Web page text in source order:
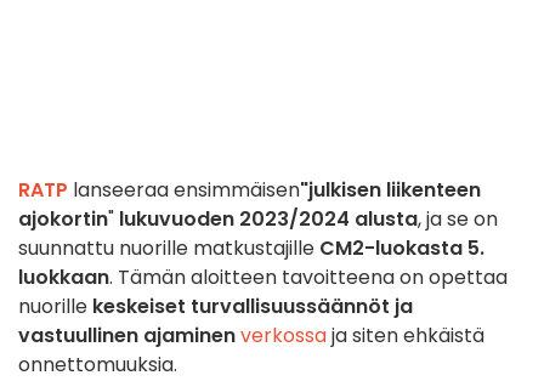
RATP lanseeraa ensimmäisen"julkisen liikenteen
ajokortin" lukuvuoden 2023/2024 alusta, ja se on
suunnattu nuorille matkustajille CM2-luokasta 5.
luokkaan. Tämän aloitteen tavoitteena on opettaa
nuorille keskeiset turvallisuussäännöt ja
vastuullinen ajaminenverkossaja siten ehkäistä
onnettomuuksia.